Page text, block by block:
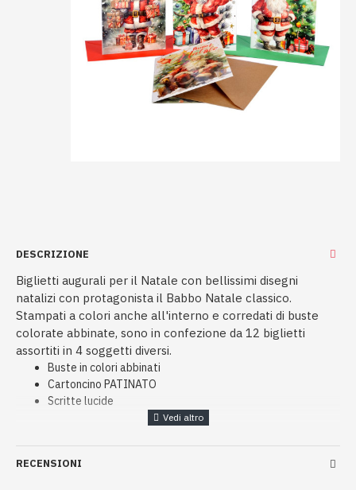
DESCRIZIONE
Biglietti augurali per il Natale con bellissimi disegni
natalizi con protagonista il Babbo Natale classico.
Stampati a colori anche all'interno e corredati di buste
colorate abbinate, sono in confezione da 12 biglietti
assortiti in 4 soggetti diversi.
Buste in colori abbinati
Cartoncino PATINATO
Scritte lucide
RECENSIONI